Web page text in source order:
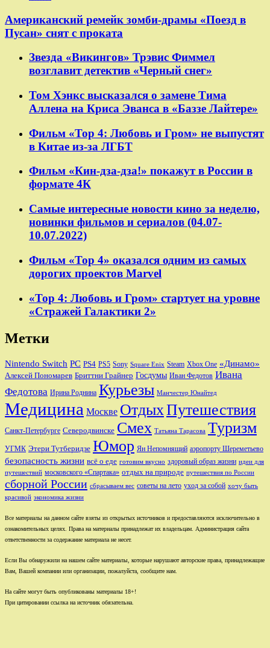
Американский ремейк зомби-драмы «Поезд в
Пусан» снят с проката
Звезда «Викингов» Трэвис Фиммел
возглавит детектив «Черный снег»
Том Хэнкс высказался о замене Тима
Аллена на Криса Эванса в «Баззе Лайтере»
Фильм «Тор 4: Любовь и Гром» не выпустят
в Китае из-за ЛГБТ
Фильм «Кин-дза-дза!» покажут в России в
формате 4К
Самые интересные новости кино за неделю,
новинки фильмов и сериалов (04.07-
10.07.2022)
Фильм «Тор 4» оказался одним из самых
дорогих проектов Marvel
«Тор 4: Любовь и Гром» стартует на уровне
«Стражей Галактики 2»
Метки
Nintendo Switch PC PS4 PS5 Sony Square Enix Steam Xbox One «Динамо»
Алексей Пономарев Бриттни Грайнер Госдумы Иван Федотов Ивана
Федотова Ирина Роднина Курьезы Манчестер Юнайтед
Медицина Москве ОтдыхПутешествия
Санкт-Петербурге Северодвинске Смех Татьяна Тарасова Туризм
УГМК Этери Тутберидзе Юмор Ян Непомнящий аэропорту Шереметьево
безопасность жизни всё о еде готовим вкусно здоровый образ жизни идеи для
путешествий московского «Спартака» отдых на природе путешествия по России
сборной России сбрасываем вес советы на лето уход за собой хочу быть
красивой экономика жизни
Все материалы на данном сайте взяты из открытых источников и предоставляются исключительно в
ознакомительных целях. Права на материалы принадлежат их владельцам. Администрация сайта
ответственности за содержание материала не несет.
Если Вы обнаружили на нашем сайте материалы, которые нарушают авторские права, принадлежащие
Вам, Вашей компании или организации, пожалуйста, сообщите нам.
На сайте могут быть опубликованы материалы 18+!
При цитировании ссылка на источник обязательна.